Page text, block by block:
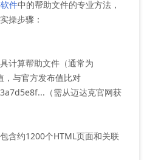
件中的帮助文件的专业方法，
操步骤：
计算帮助文件（通常为
与官方发布值比对‌
（需从迈达克官网获
含约1200个HTML页面和关联